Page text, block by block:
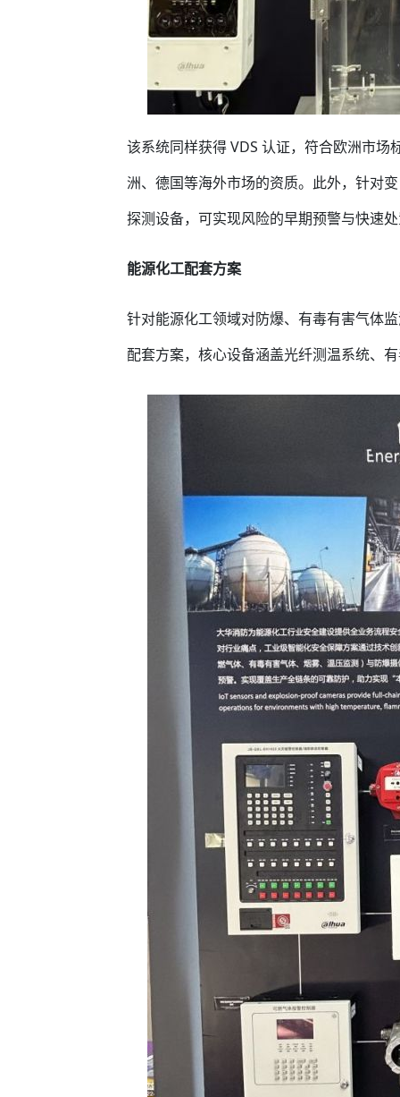
该系统同样获得 VDS 认证，符合欧洲市
洲、德国等海外市场的资质。此外，针对
探测设备，可实现风险的早期预警与快速
能源化工配套方案
针对能源化工领域对防爆、有毒有害气体
配套方案，核心设备涵盖光纤测温系统、